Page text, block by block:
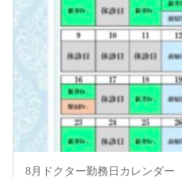
8月ドクター勤務日カレンダー